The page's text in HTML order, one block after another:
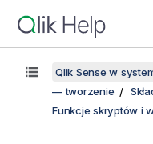
Qlik Sense w
— tworzenie
Funkcje skryptów i